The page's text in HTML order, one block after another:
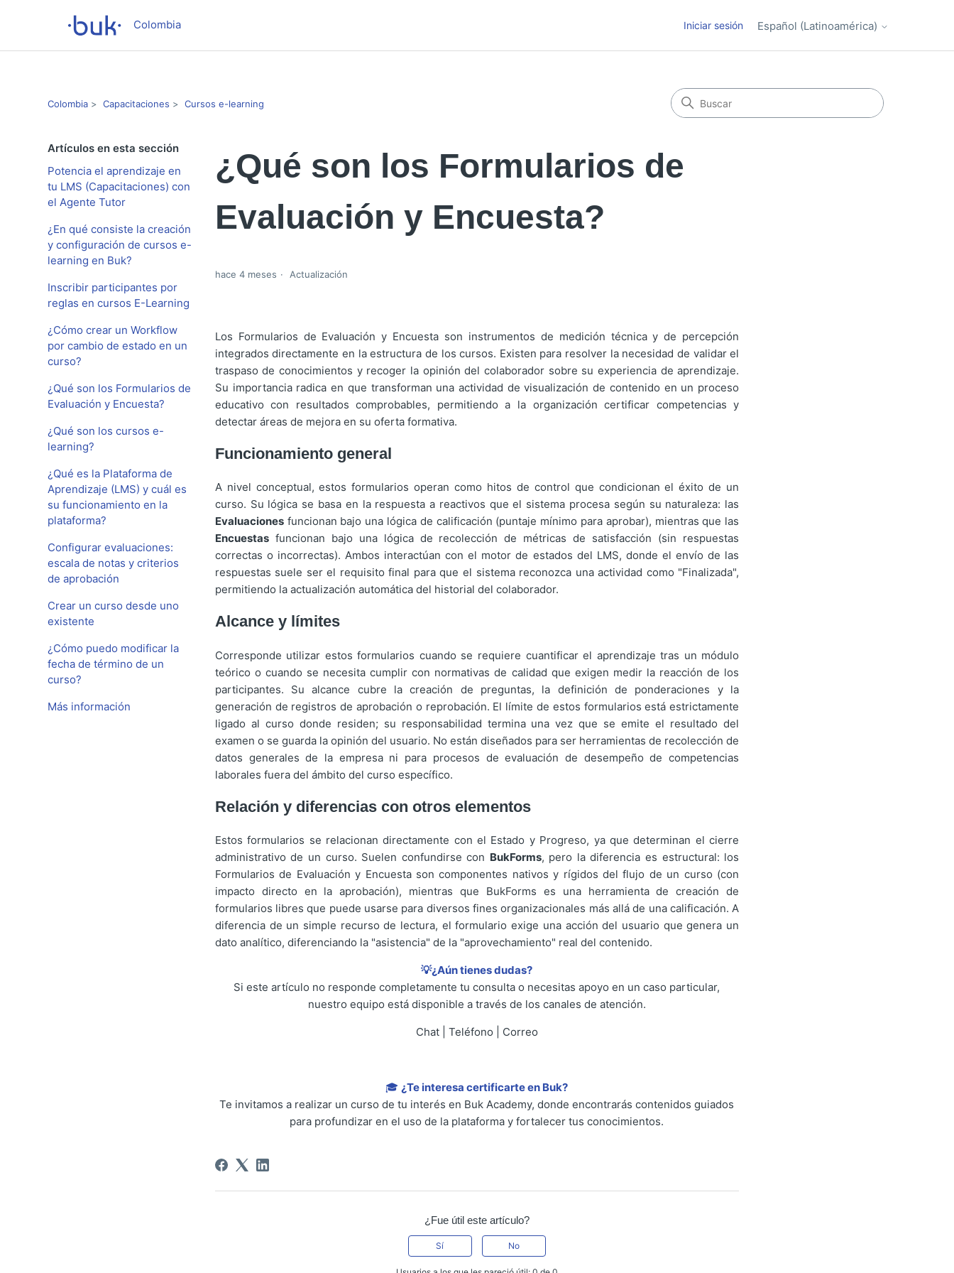
Colombia Iniciar sesión Español (Latinoamérica)
Colombia Capacitaciones Cursos e-learning
Artículos en esta sección
Potencia el aprendizaje en
tu LMS (Capacitaciones) con
el Agente Tutor
¿En qué consiste la creación
y configuración de cursos e-
learning en Buk?
Inscribir participantes por
reglas en cursos E-Learning
¿Cómo crear un Workflow
por cambio de estado en un
curso?
¿Qué son los Formularios de
Evaluación y Encuesta?
¿Qué son los cursos e-
learning?
¿Qué es la Plataforma de
Aprendizaje (LMS) y cuál es
su funcionamiento en la
plataforma?
Configurar evaluaciones:
escala de notas y criterios
de aprobación
Crear un curso desde uno
existente
¿Cómo puedo modificar la
fecha de término de un
curso?
Más información
¿Qué son los Formularios de
Evaluación y Encuesta?
hace 4 meses Actualización
Los Formularios de Evaluación y Encuesta son instrumentos de medición técnica y de percepción
integrados directamente en la estructura de los cursos. Existen para resolver la necesidad de validar el
traspaso de conocimientos y recoger la opinión del colaborador sobre su experiencia de aprendizaje.
Su importancia radica en que transforman una actividad de visualización de contenido en un proceso
educativo con resultados comprobables, permitiendo a la organización certificar competencias y
detectar áreas de mejora en su oferta formativa.
Funcionamiento general
A nivel conceptual, estos formularios operan como hitos de control que condicionan el éxito de un
curso. Su lógica se basa en la respuesta a reactivos que el sistema procesa según su naturaleza: las
Evaluacionesfuncionan bajo una lógica de calificación (puntaje mínimo para aprobar), mientras que las
Encuestasfuncionan bajo una lógica de recolección de métricas de satisfacción (sin respuestas
correctas o incorrectas). Ambos interactúan con el motor de estados del LMS, donde el envío de las
respuestas suele ser el requisito final para que el sistema reconozca una actividad como "Finalizada",
permitiendo la actualización automática del historial del colaborador.
Alcance y límites
Corresponde utilizar estos formularios cuando se requiere cuantificar el aprendizaje tras un módulo
teórico o cuando se necesita cumplir con normativas de calidad que exigen medir la reacción de los
participantes. Su alcance cubre la creación de preguntas, la definición de ponderaciones y la
generación de registros de aprobación o reprobación. El límite de estos formularios está estrictamente
ligado al curso donde residen; su responsabilidad termina una vez que se emite el resultado del
examen o se guarda la opinión del usuario. No están diseñados para ser herramientas de recolección de
datos generales de la empresa ni para procesos de evaluación de desempeño de competencias
laborales fuera del ámbito del curso específico.
Relación y diferencias con otros elementos
Estos formularios se relacionan directamente con el Estado y Progreso, ya que determinan el cierre
administrativo de un curso. Suelen confundirse con BukForms, pero la diferencia es estructural: los
Formularios de Evaluación y Encuesta son componentes nativos y rígidos del flujo de un curso (con
impacto directo en la aprobación), mientras que BukForms es una herramienta de creación de
formularios libres que puede usarse para diversos fines organizacionales más allá de una calificación. A
diferencia de un simple recurso de lectura, el formulario exige una acción del usuario que genera un
dato analítico, diferenciando la "asistencia" de la "aprovechamiento" real del contenido.
💡¿Aún tienes dudas?
Si este artículo no responde completamente tu consulta o necesitas apoyo en un caso particular,
nuestro equipo está disponible a través de los canales de atención.
Chat | Teléfono | Correo
🎓¿Te interesa certificarte en Buk?
Te invitamos a realizar un curso de tu interés en Buk Academy, donde encontrarás contenidos guiados
para profundizar en el uso de la plataforma y fortalecer tus conocimientos.
¿Fue útil este artículo?
Sí No